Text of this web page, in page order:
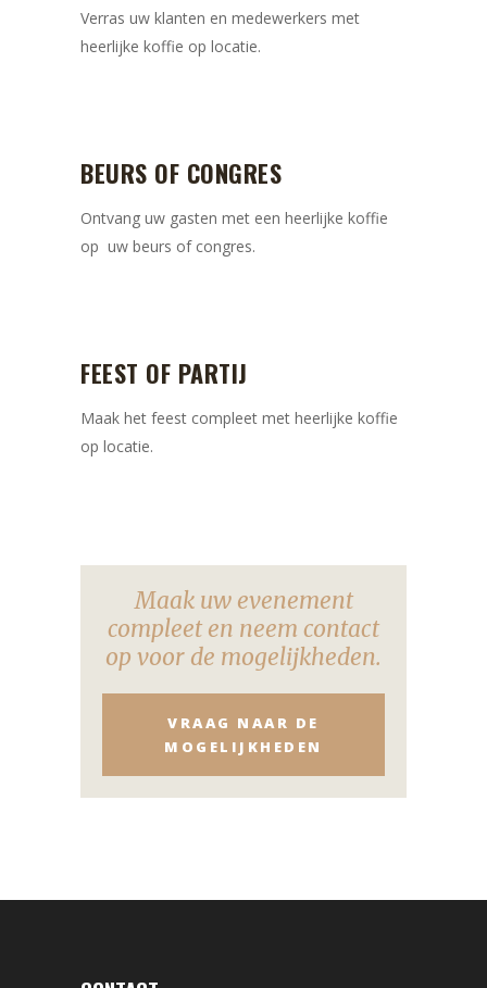
Verras uw klanten en medewerkers met
heerlijke koffie op locatie.
BEURS OF CONGRES
Ontvang uw gasten met een heerlijke koffie
op uw beurs of congres.
FEEST OF PARTIJ
Maak het feest compleet met heerlijke koffie
op locatie.
Maak uw evenement
compleet en neem contact
op voor de mogelijkheden.
VRAAG NAAR DE
MOGELIJKHEDEN